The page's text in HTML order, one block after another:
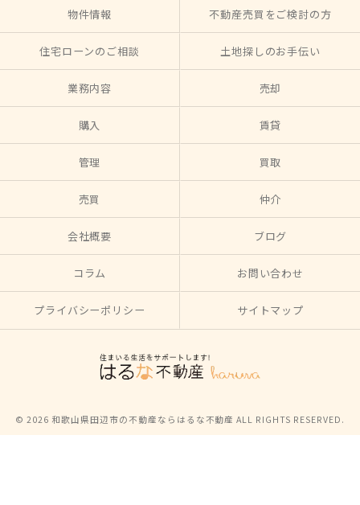
物件情報 不動産売買をご検討の方
住宅ローンのご相談 土地探しのお手伝い
業務内容 売却
購入 賃貸
管理 買取
売買 仲介
会社概要 ブログ
コラム お問い合わせ
プライバシーポリシー サイトマップ
© 2026 和歌山県田辺市の不動産ならはるな不動産 ALL RIGHTS RESERVED.